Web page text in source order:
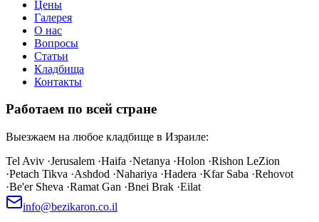
Цены
Галерея
О нас
Вопросы
Статьи
Кладбища
Контакты
Работаем по всей стране
Выезжаем на любое кладбище в Израиле:
Tel Aviv ·Jerusalem ·Haifa ·Netanya ·Holon ·Rishon LeZion
·Petach Tikva ·Ashdod ·Nahariya ·Hadera ·Kfar Saba ·Rehovot
·Be'er Sheva ·Ramat Gan ·Bnei Brak ·Eilat
info@bezikaron.co.il